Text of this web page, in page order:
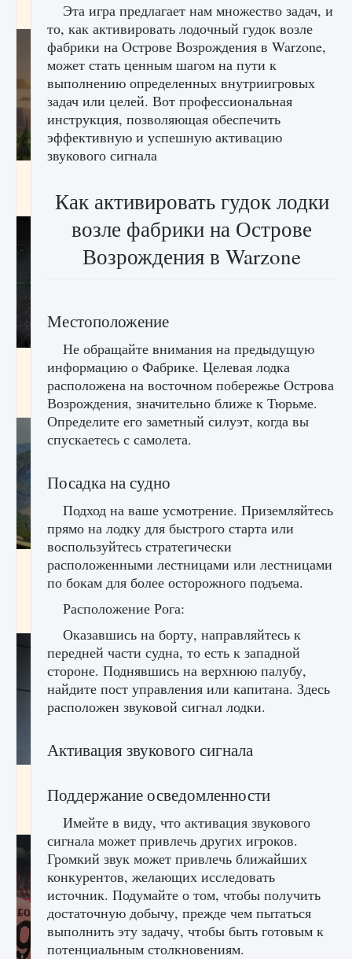
9 августа 2024 2 511 0 0
9 августа 2024 2 599 0 1
лицензии, лиги, команды и стадионы в EA
FC 25
9 августа 2024 2 395 0 2
Как исправить ошибку Palworld EPalworld
«Идет сохранение мира — Невозможно
начать сохранение данных мира»
9 августа 2024 2 711
FC 25
9 августа 2024
Эта игра предлагает нам множество задач, и
то, как активировать лодочный гудок возле
фабрики на Острове Возрождения в Warzone,
может стать ценным шагом на пути к
выполнению определенных внутриигровых
задач или целей. Вот профессиональная
инструкция, позволяющая обеспечить
эффективную и успешную активацию
звукового сигнала
Как активировать гудок лодки
возле фабрики на Острове
Возрождения в Warzone
Местоположение
Не обращайте внимания на предыдущую
информацию о Фабрике. Целевая лодка
расположена на восточном побережье Острова
Возрождения, значительно ближе к Тюрьме.
Определите его заметный силуэт, когда вы
спускаетесь с самолета.
Посадка на судно
Подход на ваше усмотрение. Приземляйтесь
прямо на лодку для быстрого старта или
воспользуйтесь стратегически
расположенными лестницами или лестницами
по бокам для более осторожного подъема.
Расположение Рога:
Оказавшись на борту, направляйтесь к
передней части судна, то есть к западной
стороне. Поднявшись на верхнюю палубу,
найдите пост управления или капитана. Здесь
расположен звуковой сигнал лодки.
Активация звукового сигнала
Поддержание осведомленности
Имейте в виду, что активация звукового
сигнала может привлечь других игроков.
Громкий звук может привлечь ближайших
конкурентов, желающих исследовать
источник. Подумайте о том, чтобы получить
достаточную добычу, прежде чем пытаться
выполнить эту задачу, чтобы быть готовым к
потенциальным столкновениям.